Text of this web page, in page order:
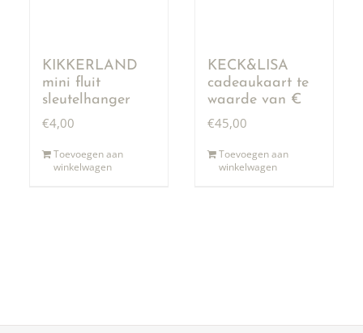
KIKKERLAND
mini fluit
sleutelhanger
€4,00
Toevoegen aan
winkelwagen
KECK&LISA
cadeaukaart te
waarde van €
50,00
€45,00
Toevoegen aan
winkelwagen